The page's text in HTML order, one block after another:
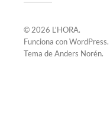
© 2026 L'HORA.
Funciona conWordPress.
Tema deAnders Norén.